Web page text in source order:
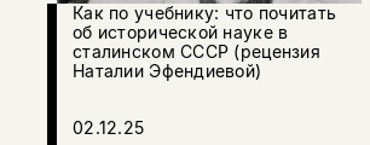
Как по учебнику: что почитать
об исторической науке в
сталинском СССР (рецензия
Наталии Эфендиевой)
02.12.25